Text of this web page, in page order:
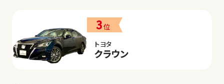
3位
トヨタ
クラウン